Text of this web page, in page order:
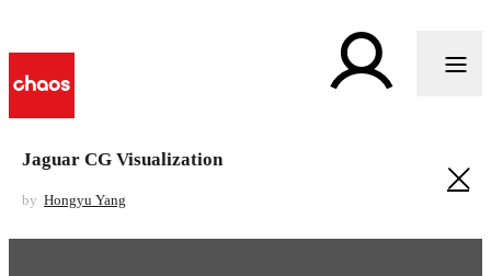
Jaguar CG Visualization
by Hongyu Yang